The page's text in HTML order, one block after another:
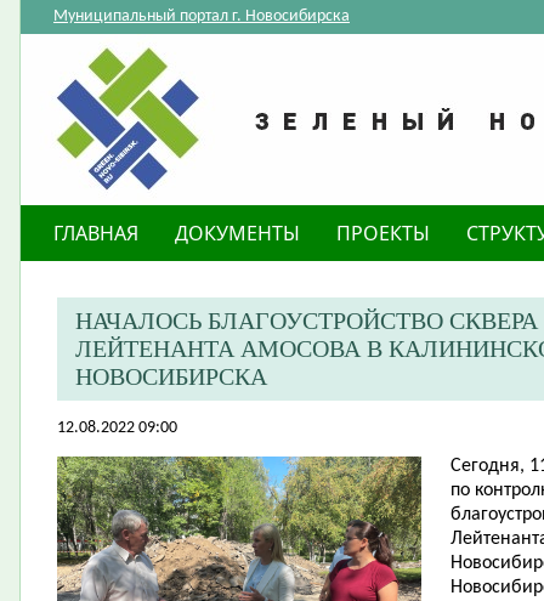
Муниципальный портал г. Новосибирска
ГЛАВНАЯ ДОКУМЕНТЫ ПРОЕКТЫ
НАЧАЛОСЬ БЛАГОУСТРОЙСТВО
ЛЕЙТЕНАНТА АМОСОВА В
НОВОСИБИРСКА
12.08.2022 09:00
Сегодня,
по